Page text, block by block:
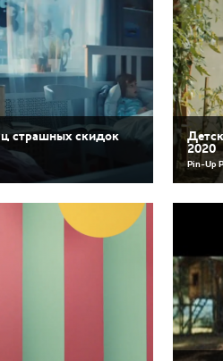
страшных скидок
2020
Pin-Up